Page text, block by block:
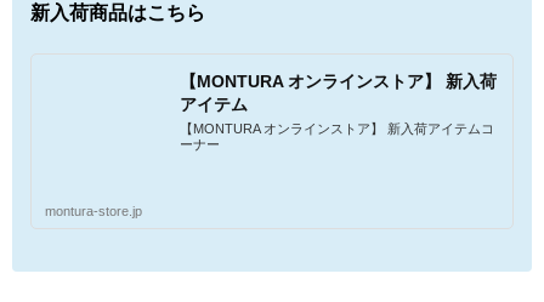
新入荷商品はこちら
【MONTURA オンラインストア】 新入荷
アイテム
【MONTURA オンラインストア】 新入荷アイテムコ
ーナー
montura-store.jp